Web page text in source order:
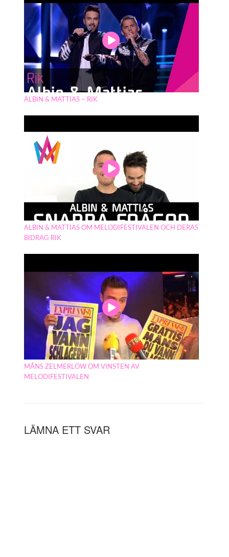
ALBIN & MATTIAS – RIK
ALBIN & MATTIAS OM MELODIFESTIVALEN OCH DERAS
BIDRAG RIK
MÅNS ZELMERLÖW OM VINSTEN AV
MELODIFESTIVALEN
LÄMNA ETT SVAR